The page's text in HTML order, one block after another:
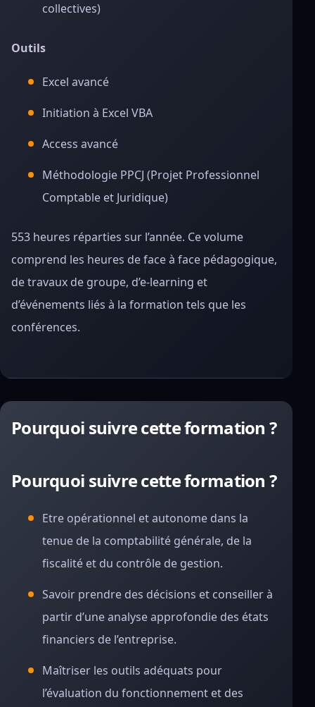
collectives)
Outils
Excel avancé
Initiation à Excel VBA
Access avancé
Méthodologie PPCJ (Projet Professionnel
Comptable et Juridique)
553 heures réparties sur l’année. Ce volume
comprend les heures de face à face pédagogique,
de travaux de groupe, d’e-learning et
d’événements liés à la formation tels que les
conférences.
Pourquoi suivre cette formation ?
Pourquoi suivre cette formation ?
Etre opérationnel et autonome dans la
tenue de la comptabilité générale, de la
fiscalité et du contrôle de gestion.
Savoir prendre des décisions et conseiller à
partir d’une analyse approfondie des états
financiers de l’entreprise.
Maîtriser les outils adéquats pour
l’évaluation du fonctionnement et des